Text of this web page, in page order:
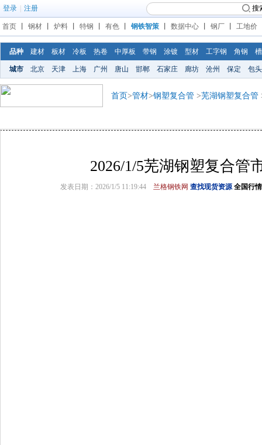
登录 注册 搜
首页 钢材 炉料 特钢 有色 钢铁智策 数据中心 钢厂 工地价
品种 建材 板材 冷板 热卷 中厚板 带钢 涂镀 型材 工字钢 角钢
城市 北京 天津 上海 广州 唐山 邯郸 石家庄 廊坊 沧州 保定 包头
首页>管材>钢塑复合管 >芜湖钢塑复合管
2026/1/5芜湖钢塑复合管
发表日期：2026/1/5 11:19:44 兰格钢铁网 查找现货资源 全国行